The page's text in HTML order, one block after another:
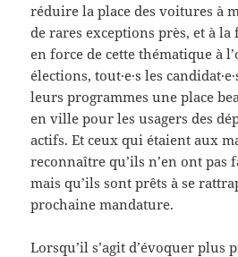
réduire la place des voitures à
de rares exceptions près, et à
en force de cette thématique à
élections, tout·e·s les
leurs programmes une place
en ville pour les usagers des
actifs. Et ceux qui étaient aux
reconnaître qu’ils n’en ont pas
mais qu’ils sont prêts à se
prochaine mandature.
Lorsqu’il s’agit d’évoquer plus